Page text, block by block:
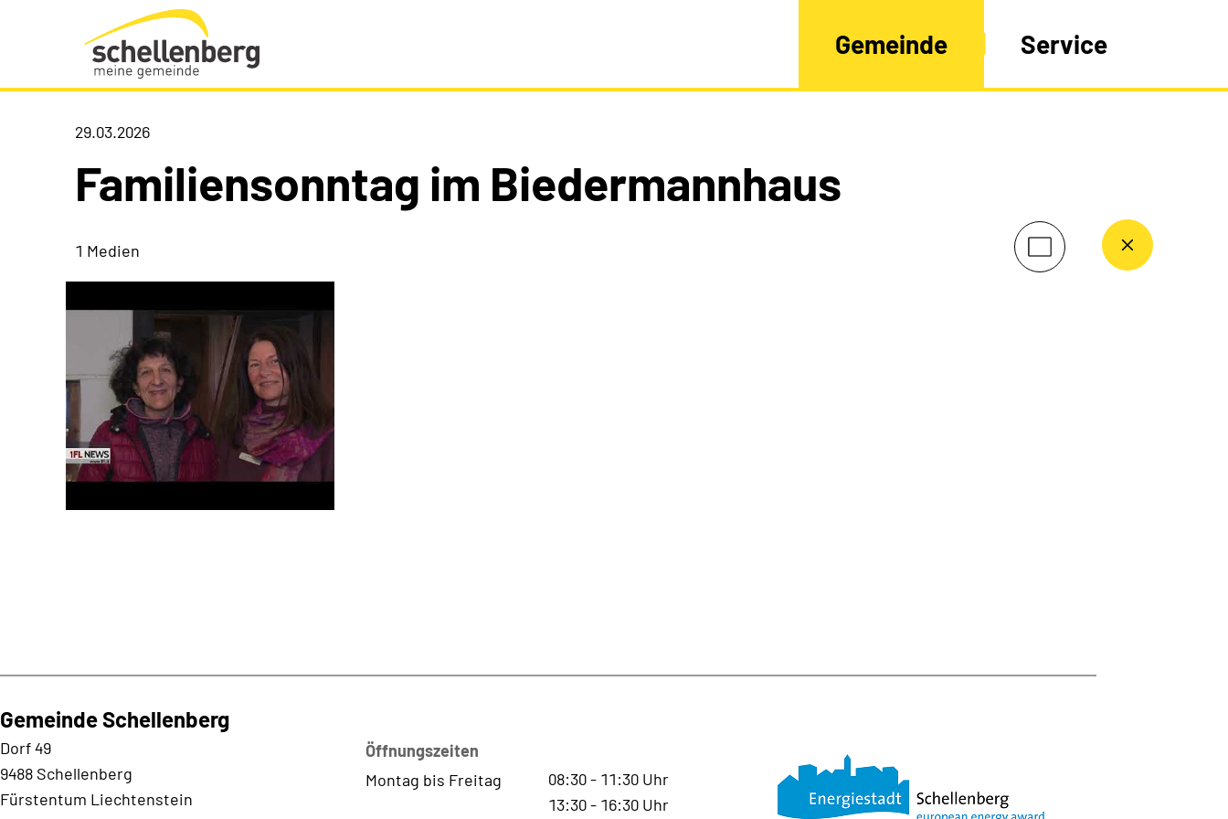
Gemeinde Schellenberg Startseite
Gemeinde Service
29.03.2026
Familiensonntag im Biedermannhaus
1 Medien
Gemeinde Schellenberg
Dorf 49
9488 Schellenberg
Fürstentum Liechtenstein
Öffnungszeiten
Montag bis Freitag
08:30- 11:30 Uhr
13:30- 16:30 Uhr